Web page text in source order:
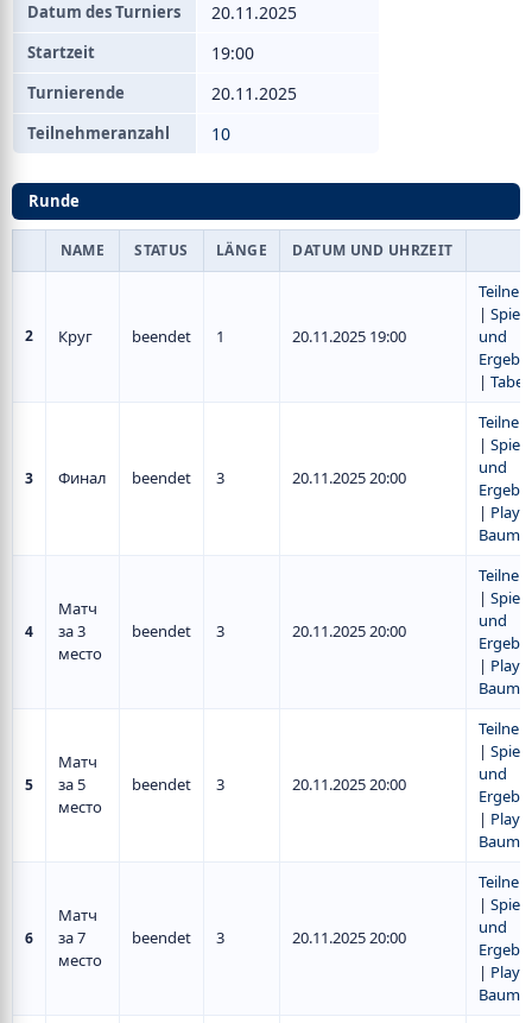
Datum des Turniers 20.11.2025
Startzeit 19:00
Turnierende 20.11.2025
Teilnehmeranzahl 10
Runde
NAME STATUS LÄNGE DATUM UND UHRZEIT
2 Круг beendet 1 20.11.2025 19:00
|
und
|
3 Финал beendet 3 20.11.2025 20:00
|
und
| Play-
Baum
4
Матч
за 3
место
beendet 3 20.11.2025 20:00
|
und
| Play-
Baum
5
Матч
за 5
место
beendet 3 20.11.2025 20:00
|
und
| Play-
Baum
6
Матч
за 7
место
beendet 3 20.11.2025 20:00
|
und
| Play-
Baum